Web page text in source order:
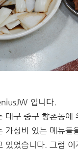
입니다.
대구 중구 향촌동에
가성비 있는 메뉴
있었습니다. 그럼